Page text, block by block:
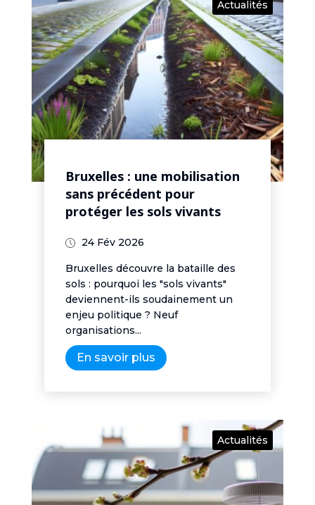
Actualités
Bruxelles : une mobilisation
sans précédent pour
protéger les sols vivants
24 Fév 2026
Bruxelles découvre la bataille des
sols : pourquoi les "sols vivants"
deviennent-ils soudainement un
enjeu politique ? Neuf
organisations...
En savoir plus
Actualités